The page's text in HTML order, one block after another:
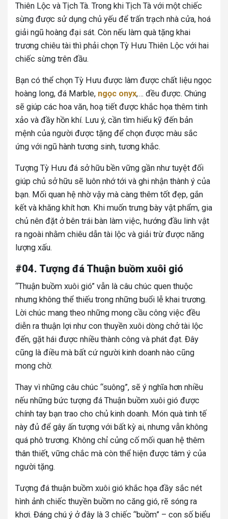
Thiên Lộc và Tịch Tà. Trong khi Tịch Tà với một chiếc
sừng được sử dụng chủ yếu để trấn trạch nhà cửa, hoá
giải ngũ hoàng đại sát. Còn nếu làm quà tặng khai
trương chiêu tài thì phải chọn Tỳ Hưu Thiên Lộc với hai
chiếc sừng trên đầu.
Bạn có thể chọn Tỳ Hưu được làm được chất liệu ngọc
hoàng long, đá Marble, ngọc onyx,… đều được. Chúng
sẽ giúp các hoa văn, hoạ tiết được khắc họa thêm tinh
xảo và đầy hồn khí. Lưu ý, cần tìm hiểu kỹ đến bản
mệnh của người được tặng để chọn được màu sắc
ứng với ngũ hành tương sinh, tương khắc.
Tượng Tỳ Hưu đá sở hữu bền vững gần như tuyệt đối
giúp chủ sở hữu sẽ luôn nhớ tới và ghi nhận thành ý của
bạn. Mối quan hệ nhờ vậy mà càng thêm tốt đẹp, gắn
kết và khăng khít hơn. Khi muốn trưng bày vật phẩm, gia
chủ nên đặt ở bên trái bàn làm việc, hướng đầu linh vật
ra ngoài nhằm chiêu dẫn tài lộc và giải trừ được năng
lượng xấu.
#04. Tượng đá Thuận buồm xuôi gió
“Thuận buồm xuôi gió” vẫn là câu chúc quen thuộc
nhưng không thể thiếu trong những buổi lễ khai trương.
Lời chúc mang theo những mong cầu công việc đều
diễn ra thuận lợi như con thuyền xuôi dòng chở tài lộc
đến, gặt hái được nhiều thành công và phát đạt. Đây
cũng là điều mà bất cứ người kinh doanh nào cũng
mong chờ.
Thay vì những câu chúc “suông”, sẽ ý nghĩa hơn nhiều
nếu những bức tượng đá Thuận buồm xuôi gió được
chính tay bạn trao cho chủ kinh doanh. Món quà tinh tế
này đủ để gây ấn tượng với bất kỳ ai, nhưng vẫn không
quá phô trương. Không chỉ củng cố mối quan hệ thêm
thân thiết, vững chắc mà còn thể hiện được tâm ý của
người tặng.
Tượng đá thuận buồm xuôi gió khắc họa đầy sắc nét
hình ảnh chiếc thuyền buồm no căng gió, rẽ sóng ra
khơi. Đáng chú ý ở đây là 3 chiếc “buồm” – con số biểu